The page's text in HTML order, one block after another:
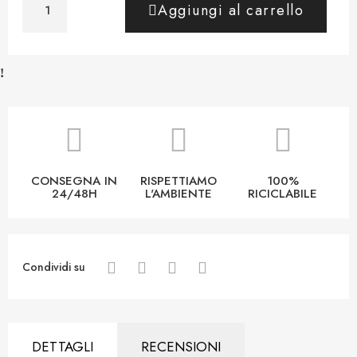
Aggiungi al carrello
CONSEGNA IN
24/48H
RISPETTIAMO
L'AMBIENTE
100%
RICICLABILE
Condividi su
DETTAGLI RECENSIONI